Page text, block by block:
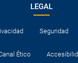
LEGAL
Seguridad
Ético